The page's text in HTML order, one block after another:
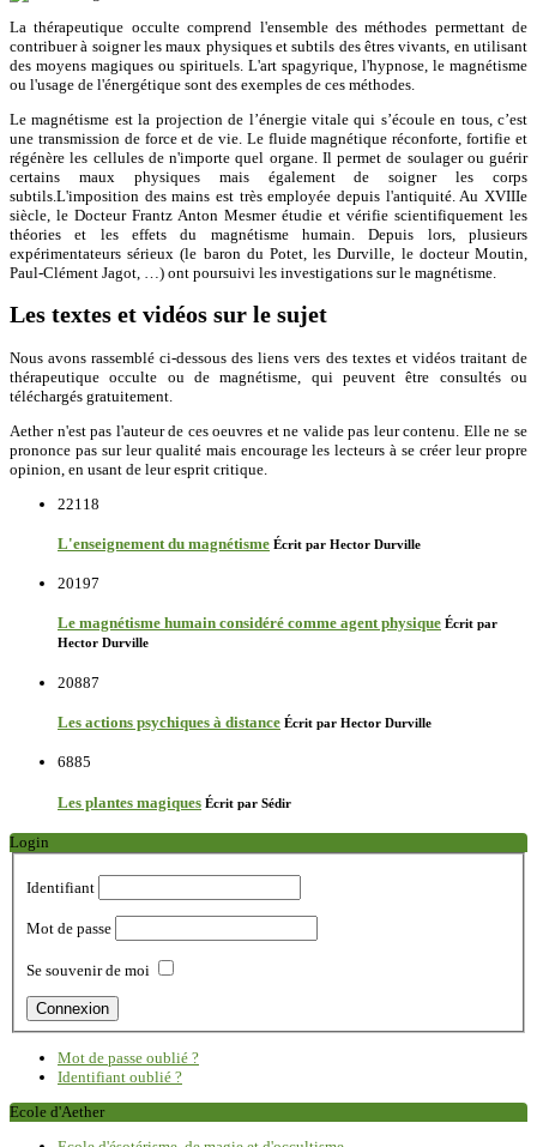
La thérapeutique occulte comprend l'ensemble des méthodes permettant de
contribuer à soigner les maux physiques et subtils des êtres vivants, en utilisant
des moyens magiques ou spirituels. L'art spagyrique, l'hypnose, le magnétisme
ou l'usage de l'énergétique sont des exemples de ces méthodes.
Le magnétisme est la projection de l’énergie vitale qui s’écoule en tous, c’est
une transmission de force et de vie. Le fluide magnétique réconforte, fortifie et
régénère les cellules de n'importe quel organe. Il permet de soulager ou guérir
certains maux physiques mais également de soigner les corps
subtils.L'imposition des mains est très employée depuis l'antiquité. Au XVIIIe
siècle, le Docteur Frantz Anton Mesmer étudie et vérifie scientifiquement les
théories et les effets du magnétisme humain. Depuis lors, plusieurs
expérimentateurs sérieux (le baron du Potet, les Durville, le docteur Moutin,
Paul-Clément Jagot, …) ont poursuivi les investigations sur le magnétisme.
Les textes et vidéos sur le sujet
Nous avons rassemblé ci-dessous des liens vers des textes et vidéos traitant de
thérapeutique occulte ou de magnétisme, qui peuvent être consultés ou
téléchargés gratuitement.
Aether n'est pas l'auteur de ces oeuvres et ne valide pas leur contenu. Elle ne se
prononce pas sur leur qualité mais encourage les lecteurs à se créer leur propre
opinion, en usant de leur esprit critique.
22118
L'enseignement du magnétisme Écrit par Hector Durville
20197
Le magnétisme humain considéré comme agent physique Écrit par
Hector Durville
20887
Les actions psychiques à distance Écrit par Hector Durville
6885
Les plantes magiques Écrit par Sédir
Login
Identifiant
Mot de passe
Se souvenir de moi
Mot de passe oublié ?
Identifiant oublié ?
Ecole d'Aether